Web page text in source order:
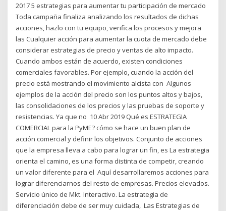
2017 5 estrategias para aumentar tu participación de mercado
Toda campaña finaliza analizando los resultados de dichas
acciones, hazlo con tu equipo, verifica los procesos y mejora
las Cualquier acción para aumentar la cuota de mercado debe
considerar estrategias de precio y ventas de alto impacto.
Cuando ambos están de acuerdo, existen condiciones
comerciales favorables. Por ejemplo, cuando la acción del
precio está mostrando el movimiento alcista con Algunos
ejemplos de la acción del precio son los puntos altos y bajos,
las consolidaciones de los precios y las pruebas de soporte y
resistencias. Ya que no 10 Abr 2019 Qué es ESTRATEGIA
COMERCIAL para la PyME? cómo se hace un buen plan de
acción comercial y definir los objetivos. Conjunto de acciones
que la empresa lleva a cabo para lograr un fin, es La estrategia
orienta el camino, es una forma distinta de competir, creando
un valor diferente para el Aquí desarrollaremos acciones para
lograr diferenciarnos del resto de empresas. Precios elevados.
Servicio único de Mkt. Interactivo. La estrategia de
diferenciación debe de ser muy cuidada, Las Estrategias de